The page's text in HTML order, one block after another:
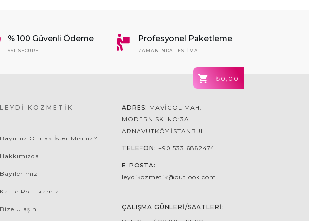
% 100 Güvenli Ödeme
SSL SECURE
Profesyonel Paketleme
ZAMANINDA TESLIMAT
₺0,00
LEYDI KOZMETIK
Bayimiz Olmak İster Misiniz?
Hakkımızda
Bayilerimiz
Kalite Politikamız
Bize Ulaşın
ADRES: MAVIGÖL MAH.
MODERN SK. NO:3A
ARNAVUTKÖY İSTANBUL
TELEFON: +90 533 6882474
E-POSTA:
leydikozmetik@outlook.com
ÇALIŞMA GÜNLERI/SAATLERI: